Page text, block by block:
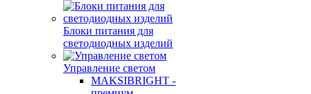
Блоки питания для
светодиодных изделий
Управление светом
MAKSIBRIGHT -